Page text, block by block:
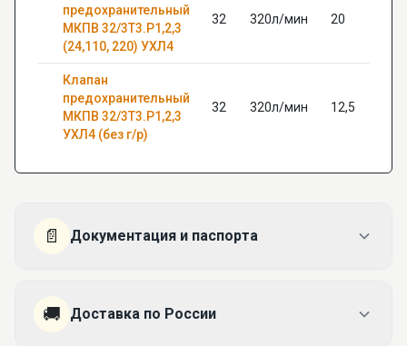
предохранительный
МКПВ 32/3Т3.Р1,2,3
(24,110, 220) УХЛ4
32 320л/мин 20
Клапан
предохранительный
МКПВ 32/3Т3.Р1,2,3
УХЛ4 (без г/р)
32 320л/мин 12,5
📄 Документация и паспорта
🚚 Доставка по России